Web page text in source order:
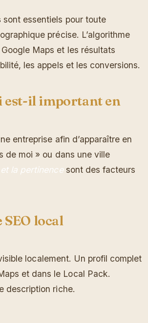
sont essentiels pour toute
précise. L’algorithme
Maps et les résultats
les appels et les conversions.
est-il important en
entreprise afin d’apparaître en
de moi » ou dans une ville
la pertinencesont des facteurs
SEO local
localement. Un profil complet
et dans le Local Pack.
description riche.